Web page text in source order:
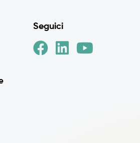
Seguici